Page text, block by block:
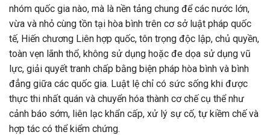
nhóm quốc gia nào, mà là nền tảng chung để các nước lớn,
vừa và nhỏ cùng tồn tại hòa bình trên cơ sở luật pháp quốc
tế, Hiến chương Liên hợp quốc, tôn trọng độc lập, chủ quyền,
toàn vẹn lãnh thổ, không sử dụng hoặc đe dọa sử dụng vũ
lực, giải quyết tranh chấp bằng biện pháp hòa bình và bình
đẳng giữa các quốc gia. Luật lệ chỉ có sức sống khi được
thực thi nhất quán và chuyển hóa thành cơ chế cụ thể như
cảnh báo sớm, liên lạc khẩn cấp, xử lý sự cố, tự kiềm chế và
hợp tác có thể kiểm chứng.